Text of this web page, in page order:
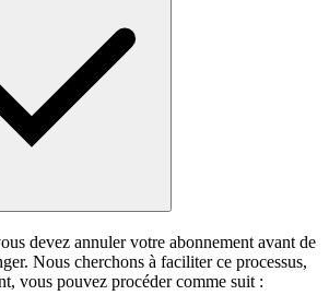
devez annuler votre abonnement avant de
Nous cherchons à faciliter ce processus,
vous pouvez procéder comme suit :